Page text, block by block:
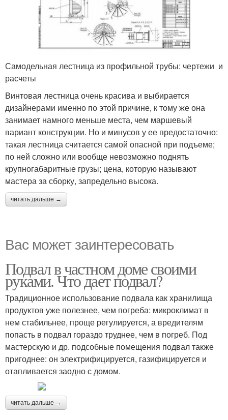
Самодельная лестница из профильной трубы: чертежи и
расчеты
Винтовая лестница очень красива и выбирается
дизайнерами именно по этой причине, к тому же она
занимает намного меньше места, чем маршевый
вариант конструкции. Но и минусов у ее предостаточно:
такая лестница считается самой опасной при подъеме;
по ней сложно или вообще невозможно поднять
крупногабаритные грузы; цена, которую называют
мастера за сборку, запредельно высока.
читать дальше →
Вас может заинтересовать
Подвал в частном доме своими
руками. Что дает подвал?
Традиционное использование подвала как хранилища
продуктов уже полезнее, чем погреба: микроклимат в
нем стабильнее, проще регулируется, а вредителям
попасть в подвал гораздо труднее, чем в погреб. Под
мастерскую и др. подсобные помещения подвал также
пригоднее: он электрифицируется, газифицируется и
отапливается заодно с домом.
читать дальше →